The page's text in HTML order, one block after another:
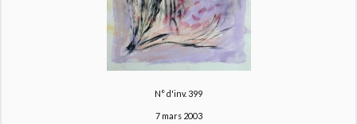
N° d'inv. 399
7 mars 2003